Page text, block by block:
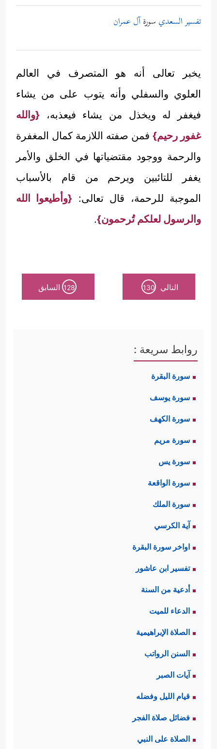
تفسير السعدي سورةآل عمران
يخبر تعالى أنه هو المتصرف في العالم
العلوي والسفلي وأنه يتوب على من يشاء
فيغفر له ويخذل من يشاء فيعذبه، {والله
غفور رحيم} فمن صفته اللازمة كمال المغفرة
والرحمة ووجود مقتضياتها في الخلق والأمر
يغفر للتائبين ويرحم من قام بالأسباب
الموجبة للرحمة، قال تعالى: {وأطيعوا الله
والرسول لعلكم تُرحمون}.
التالي 130
128 السابق
روابط سريعة :
سورة البقرة
سورة يوسف
سورة الكهف
سورة مريم
سورة يس
سورة الواقعة
سورة الملك
آية الكرسي
اواخر سورة البقرة
تفسير ابن عاشور
أدعية من السنة
الدعاء للميت
الصلاة الإبراهيمية
السنن الرواتب
آيات الصبر
قيام الليل وفضله
فضائل صلاة الفجر
الصلاة على النبي